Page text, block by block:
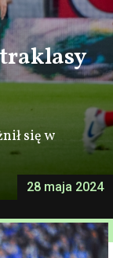
28 maja 2024
się w